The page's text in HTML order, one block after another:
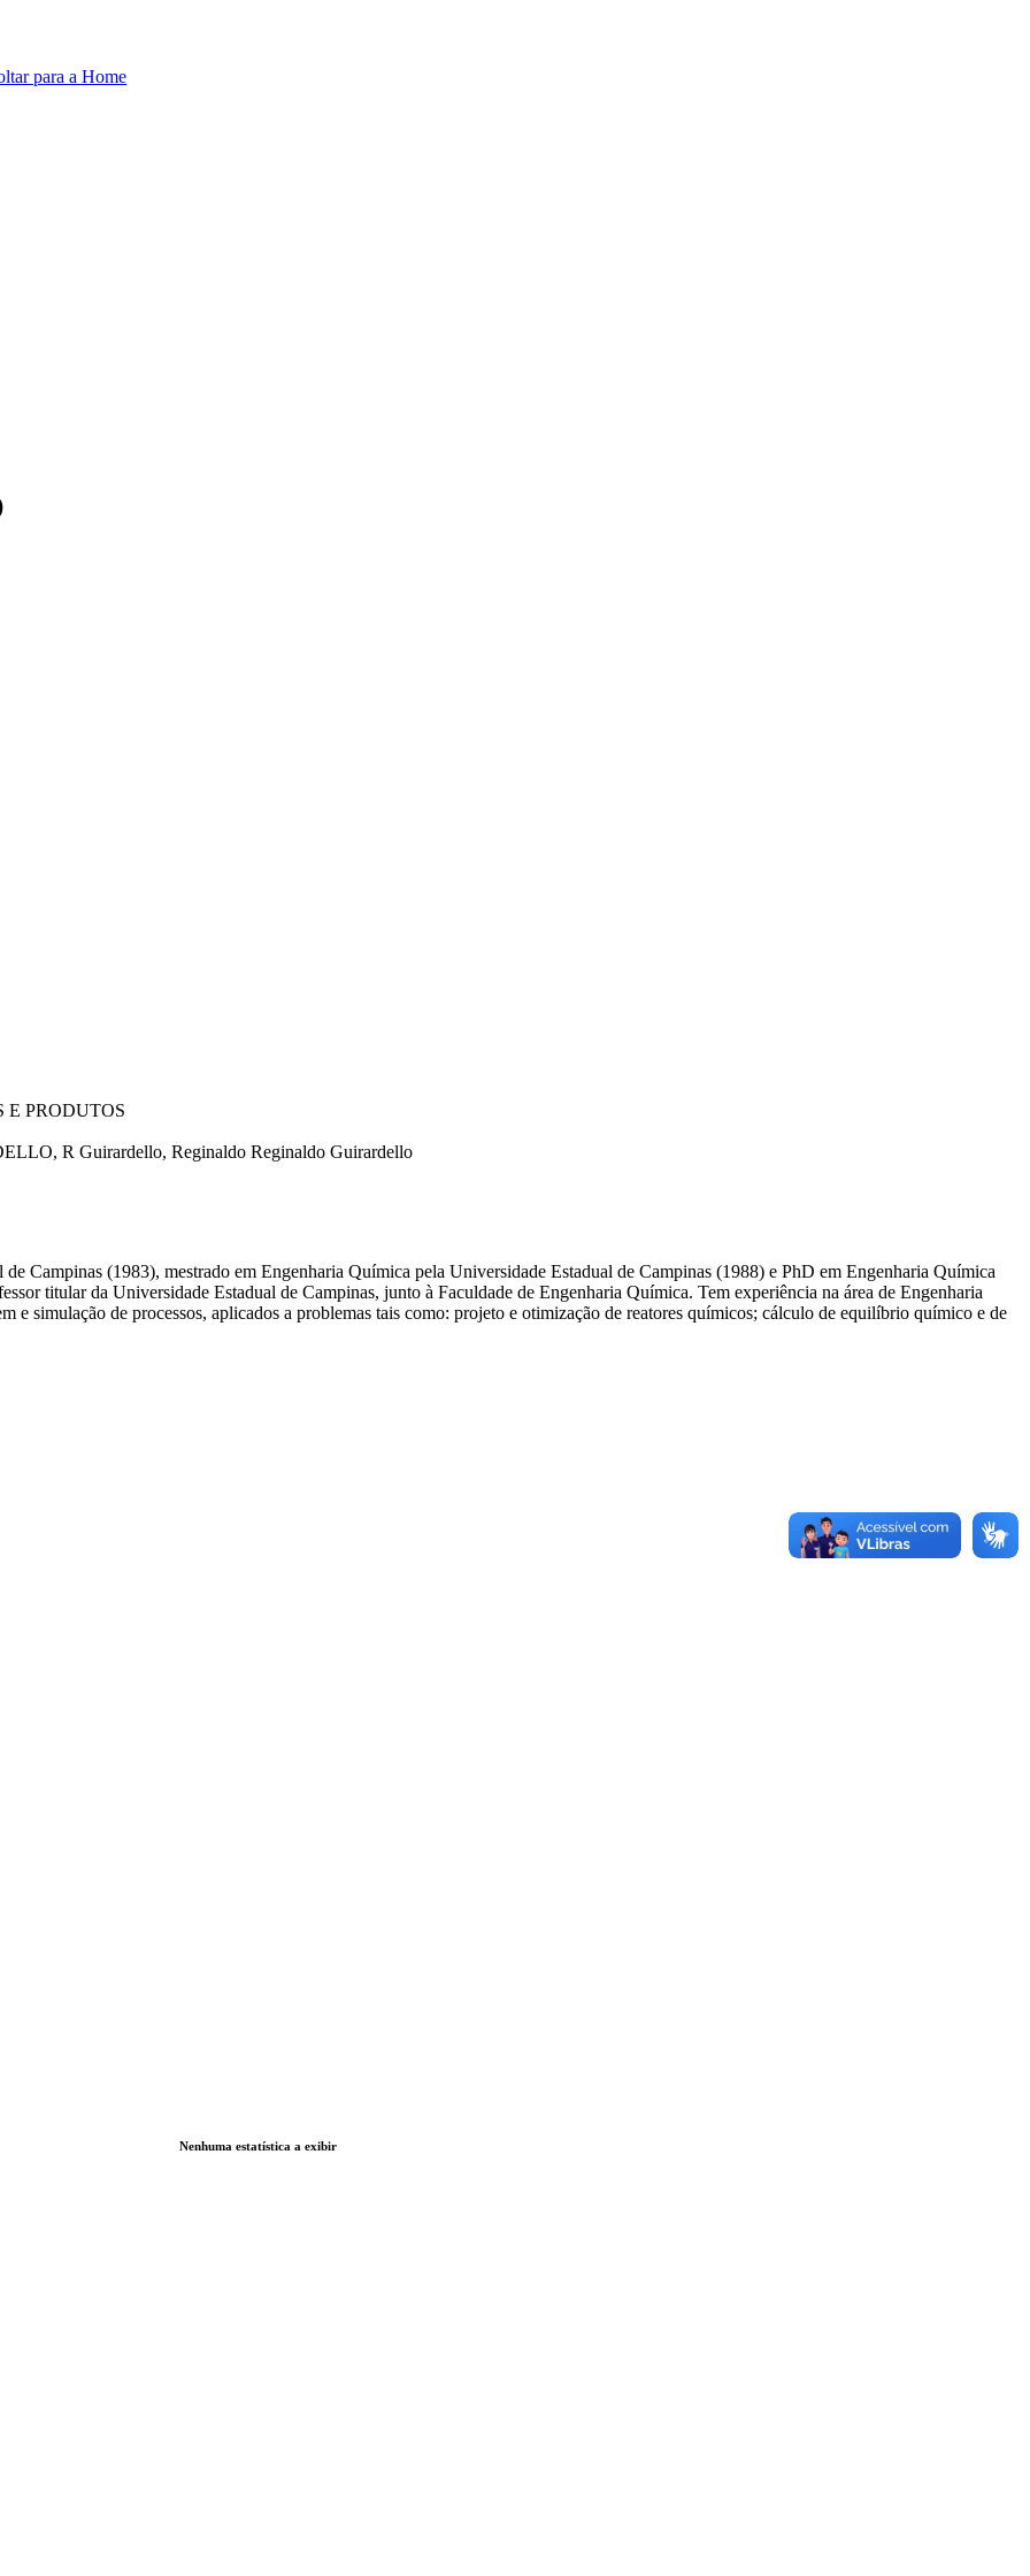
para a Home
E PRODUTOS
R Guirardello, Reginaldo Reginaldo Guirardello
Campinas (1983), mestrado em Engenharia Química pela Universidade Estadual de Campinas (1988) e PhD em Engenharia Química
titular da Universidade Estadual de Campinas, junto à Faculdade de Engenharia Química. Tem experiência na área de Engenharia
e simulação de processos, aplicados a problemas tais como: projeto e otimização de reatores químicos; cálculo de equilíbrio químico e de
Nenhuma estatística a exibir